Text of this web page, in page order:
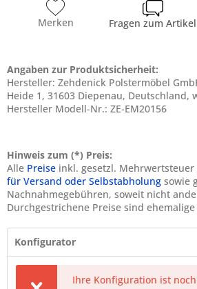
Merken Fragen zum Artikel
Angaben zur Produktsicherheit:
Hersteller: Zehdenick Polstermöbel
Heide 1, 31603 Diepenau, Deutschland,
Hersteller Modell-Nr.: ZE-EM20156
Hinweis zum (*) Preis:
Alle Preise inkl. gesetzl. Mehrwertsteuer
für Versand oder Selbstabholung sowie
Nachnahmegebühren, soweit nicht
Durchgestrichene Preise sind ehemalige
Konfigurator
Ihre Konfiguration ist